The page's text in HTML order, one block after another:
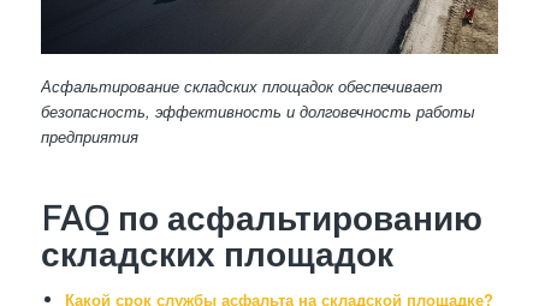
Асфальтирование складских площадок обеспечивает
безопасность, эффективность и долговечность работы
предприятия
FAQ по асфальтированию
складских площадок
Какой срок службы асфальта на складской площадке?